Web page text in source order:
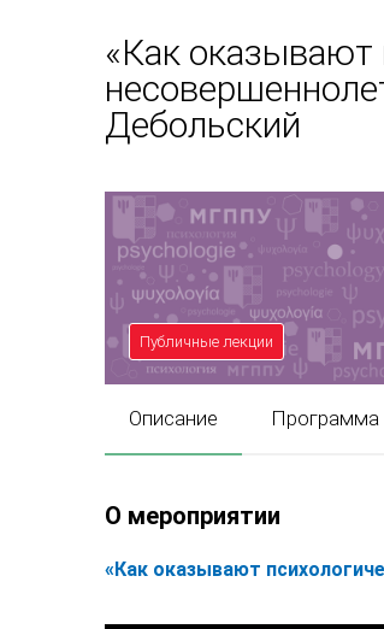
«Как
Дебольский
Публичные лекции
Описание Программа
О мероприятии
«Как оказывают